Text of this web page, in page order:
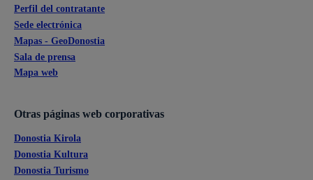
Perfil del contratante
Sede electrónica
Mapas - GeoDonostia
Sala de prensa
Mapa web
Otras páginas web corporativas
Donostia Kirola
Donostia Kultura
Donostia Turismo